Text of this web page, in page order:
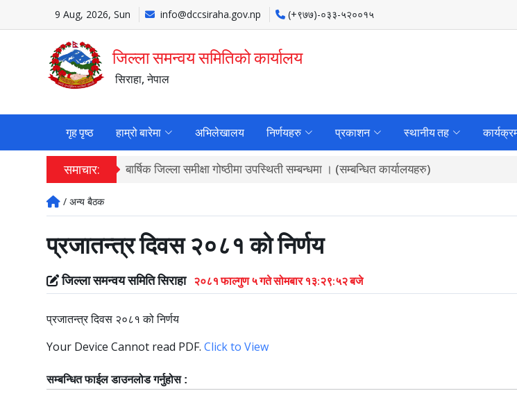
9 Aug, 2026, Sun info@dccsiraha.gov.np (+९७७)-०३३-५२००१५
जिल्ला समन्वय समितिको कार्यालय
सिराहा, नेपाल
गृह पृष्ठ हाम्रो बारेमा अभिलेखालय निर्णयहरु प्रकाशन स्थानीय तह
समाचार: बार्षिक जिल्ला समीक्षा गोष्ठीमा उपस्थिती सम्बन्धमा । (सम्बन्धित कार्यालयहरु)
/ अन्य बैठक
प्रजातन्‍त्र दिवस २०८१ को निर्णय
जिल्ला समन्वय समिति सिराहा २०८१ फाल्गुण ५ गते सोमबार १३:२९:५२ बजे
प्रजातन्‍त्र दिवस २०८१ को निर्णय
Your Device Cannot read PDF.Click to View
सम्बन्धित फाईल डाउनलोड गर्नुहोस :